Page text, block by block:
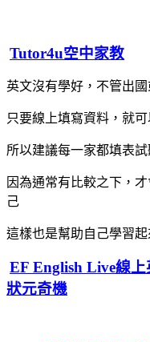
Tutor4u空中家教
英文沒有學好，不管出
只要線上填寫資料，就
所以建議每一家都填表
因為通常有比較之下，
己
這樣也是幫助自己學習
EF English Live線上
狀元奇機